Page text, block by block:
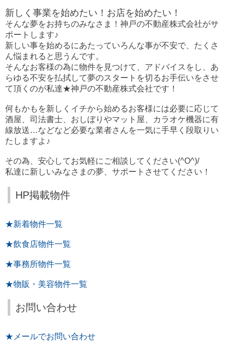
新しく事業を始めたい！お店を始めたい！
そんな夢をお持ちのみなさま！神戸の不動産株式会社がサ
ポートします♪
新しい事を始めるにあたっていろんな事が不安で、たくさ
ん悩まれると思うんです。
そんなお客様の為に物件を見つけて、アドバイスをし、あ
らゆる不安を払拭して夢のスタートを切るお手伝いをさせ
て頂くのが私達★神戸の不動産株式会社です！
何もかもを新しくイチから始めるお客様には必要に応じて
酒屋、司法書士、おしぼりやマット屋、カラオケ機器に有
線放送…などなど必要な業者さんを一気に手早く段取りい
たしますよ♪
その為、安心してお気軽にご相談してください(^O^)/
私達に新しいみなさまの夢、サポートさせてください！
HP掲載物件
★新着物件一覧
★飲食店物件一覧
★事務所物件一覧
★物販・美容物件一覧
お問い合わせ
★メールでお問い合わせ